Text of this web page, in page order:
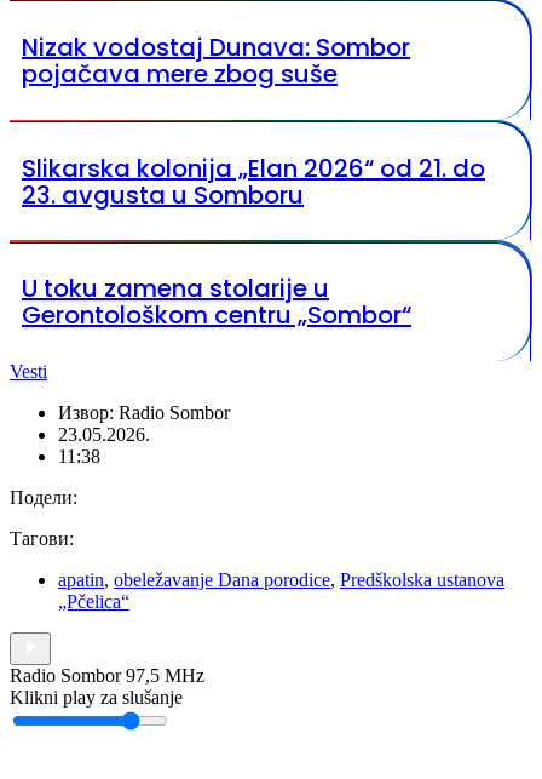
Nizak vodostaj Dunava: Sombor
pojačava mere zbog suše
Slikarska kolonija „Elan 2026“ od 21. do
23. avgusta u Somboru
U toku zamena stolarije u
Gerontološkom centru „Sombor“
Vesti
Извор: Radio Sombor
23.05.2026.
11:38
Подели:
Тагови:
apatin, obeležavanje Dana porodice, Predškolska ustanova
„Pčelica“
Radio Sombor 97,5 MHz
Klikni play za slušanje